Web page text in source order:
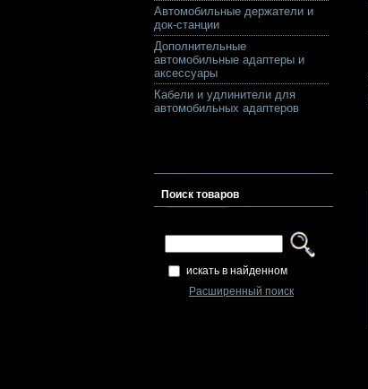
Автомобильные держатели и
док-станции
Дополнительные
автомобильные адаптеры и
аксессуары
Кабели и удлинители для
автомобильных адаптеров
Поиск товаров
искать в найденном
Расширенный поиск